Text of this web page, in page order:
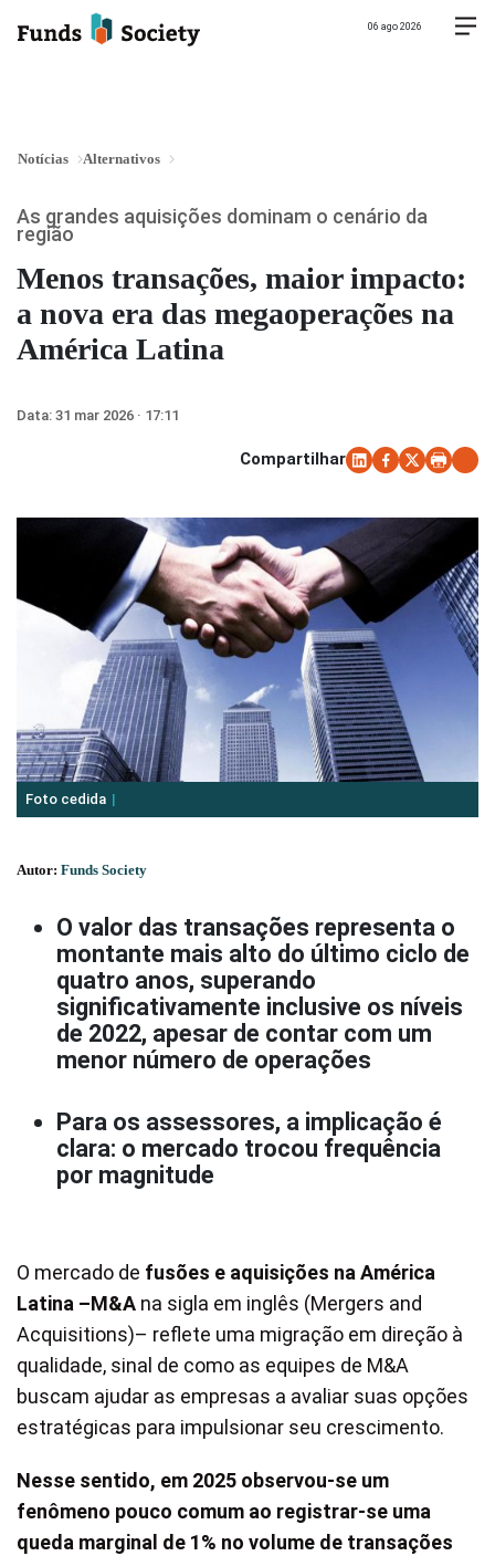
06 ago 2026
Notícias Alternativos
Menos transações, maior impacto:
a nova era das megaoperações na
América Latina
As grandes aquisições dominam o cenário da
região
Data: 31 mar 2026 · 17:11
Compartilhar
Foto cedida
Autor: Funds Society
O valor das transações representa o
montante mais alto do último ciclo de
quatro anos, superando
significativamente inclusive os níveis
de 2022, apesar de contar com um
menor número de operações
Para os assessores, a implicação é
clara: o mercado trocou frequência
por magnitude
O mercado de fusões e aquisições na América
Latina –M&A na sigla em inglês (Mergers and
Acquisitions)– reflete uma migração em direção à
qualidade, sinal de como as equipes de M&A
buscam ajudar as empresas a avaliar suas opções
estratégicas para impulsionar seu crescimento.
Nesse sentido, em 2025 observou-se um
fenômeno pouco comum ao registrar-se uma
queda marginal de 1% no volume de transações